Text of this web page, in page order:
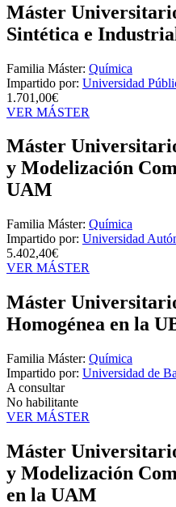
Máster
Sintética e
Familia Máster: Química
Impartido por: Universidad
1.701,00€
VER MÁSTER
Máster
y Modelización
UAM
Familia Máster: Química
Impartido por: Universidad
5.402,40€
VER MÁSTER
Máster
Homogénea en la
Familia Máster: Química
Impartido por: Universidad de
A consultar
No habilitante
VER MÁSTER
Máster
y Modelización
en la UAM